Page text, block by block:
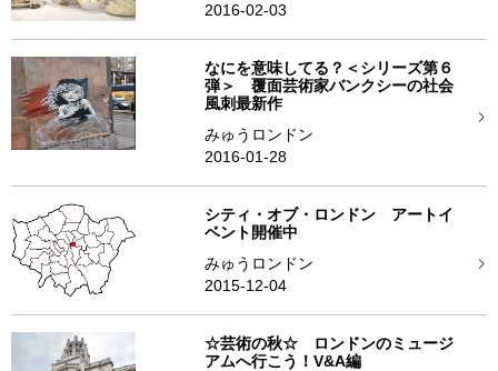
2016-02-03
なにを意味してる？＜シリーズ第６
弾＞ 覆面芸術家バンクシーの社会
風刺最新作
みゅうロンドン
2016-01-28
シティ・オブ・ロンドン アートイ
ベント開催中
みゅうロンドン
2015-12-04
☆芸術の秋☆ ロンドンのミュージ
アムへ行こう！V&A編